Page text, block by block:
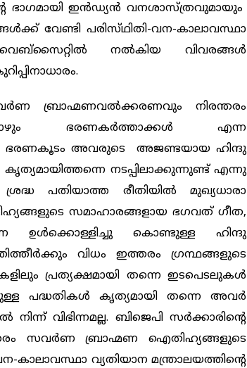
ഭാഗമായി ഇൻഡ്യൻ വനശാസ്ത്രവുമായും
വേണ്ടി പരിസ്‌ഥിതി-വന-കാലാവസ്ഥാ
വെബ്സൈറ്റിൽ നൽകിയ വിവരങ്ങൾ
ബ്രാഹ്മണവൽക്കരണവും
നിരന്തരം
ഭരണകർത്താക്കൾ
എന്ന
ഭരണകൂടം അവരുടെ അജണ്ടയായ ഹിന്ദു
കൃത്യമായിത്തന്നെ നടപ്പിലാക്കുന്നുണ്ട്എന്നു
ശ്രദ്ധ പതിയാത്ത രീതിയിൽ
മുഖ്യധാരാ
ളുടെ സമാഹാരങ്ങളായ ഭഗവത് ഗീത,
ഉൾക്കൊള്ളിച്ചു കൊണ്ടുള്ള
ഹിന്ദു
വിധം ഇത്തരം
ഗ്രന്ഥങ്ങളുടെ
പ്രത്യക്ഷമായി തന്നെ ഇടപെടലുകൾ
പദ്ധതികൾ കൃത്യമായി തന്നെ
അവർ
വിഭിന്നമല്ല. ബിജെപി സർക്കാരിന്റെ
സവർണ ബ്രാഹ്മണ ഐതിഹ്യങ്ങളുടെ
കാലാവസ്ഥാ വ്യതിയാന മന്ത്രാലയത്തിന്റെ